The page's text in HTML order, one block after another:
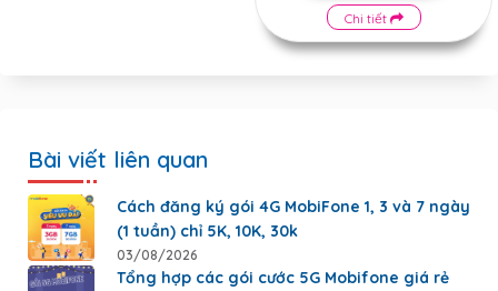
Chi tiết
Bài viết liên quan
Cách đăng ký gói 4G MobiFone 1, 3 và 7 ngày
(1 tuần) chỉ 5K, 10K, 30k
03/08/2026
Tổng hợp các gói cước 5G Mobifone giá rẻ